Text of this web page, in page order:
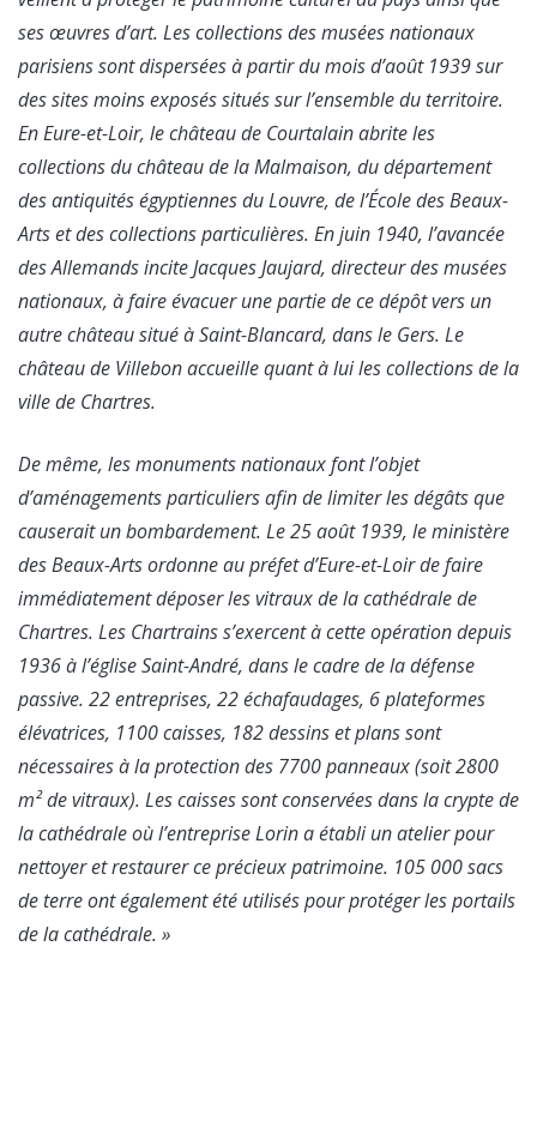
ses œuvres d’art. Les collections des musées nationaux
parisiens sont dispersées à partir du mois d’août 1939 sur
des sites moins exposés situés sur l’ensemble du territoire.
En Eure-et-Loir, le château de Courtalain abrite les
collections du château de la Malmaison, du département
des antiquités égyptiennes du Louvre, de l’École des Beaux-
Arts et des collections particulières. En juin 1940, l’avancée
des Allemands incite Jacques Jaujard, directeur des musées
nationaux, à faire évacuer une partie de ce dépôt vers un
autre château situé à Saint-Blancard, dans le Gers. Le
château de Villebon accueille quant à lui les collections de la
ville de Chartres.
De même, les monuments nationaux font l’objet
d’aménagements particuliers afin de limiter les dégâts que
causerait un bombardement. Le 25 août 1939, le ministère
des Beaux-Arts ordonne au préfet d’Eure-et-Loir de faire
immédiatement déposer les vitraux de la cathédrale de
Chartres. Les Chartrains s’exercent à cette opération depuis
1936 à l’église Saint-André, dans le cadre de la défense
passive. 22 entreprises, 22 échafaudages, 6 plateformes
élévatrices, 1100 caisses, 182 dessins et plans sont
nécessaires à la protection des 7700 panneaux (soit 2800
m² de vitraux). Les caisses sont conservées dans la crypte de
la cathédrale où l’entreprise Lorin a établi un atelier pour
nettoyer et restaurer ce précieux patrimoine. 105 000 sacs
de terre ont également été utilisés pour protéger les portails
de la cathédrale. »